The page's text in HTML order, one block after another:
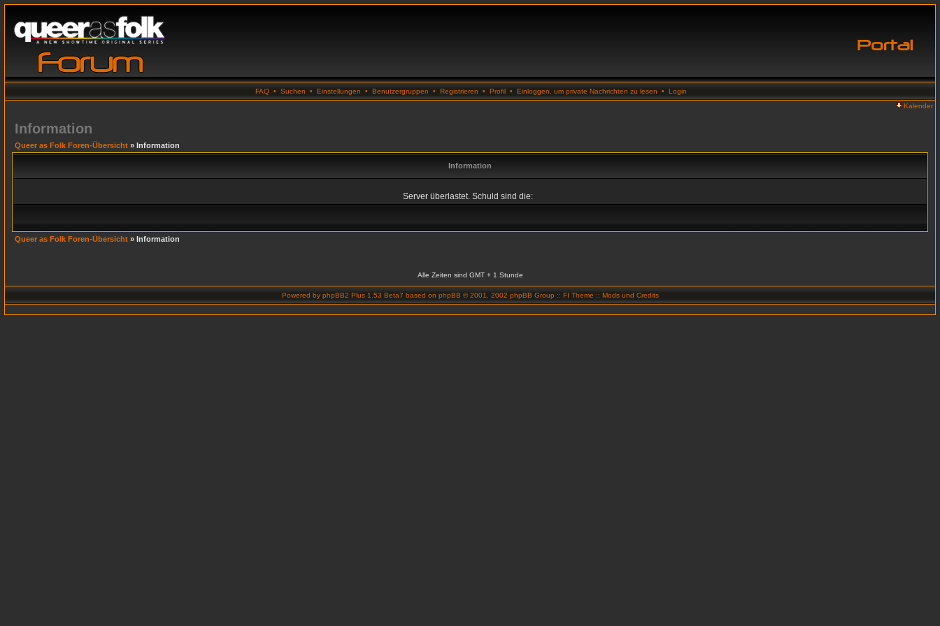
FAQ • Suchen • Einstellungen • Benutzergruppen • Registrieren • Profil • Einloggen, um private Nachrichten zu lesen • Login
Kalender
Information
Queer as Folk Foren-Übersicht » Information
Information
Server überlastet. Schuld sind die:
Queer as Folk Foren-Übersicht » Information
Alle Zeiten sind GMT + 1 Stunde
Powered by phpBB2 Plus 1.53 Beta7 based on phpBB © 2001, 2002 phpBB Group :: FI Theme :: Mods und Credits